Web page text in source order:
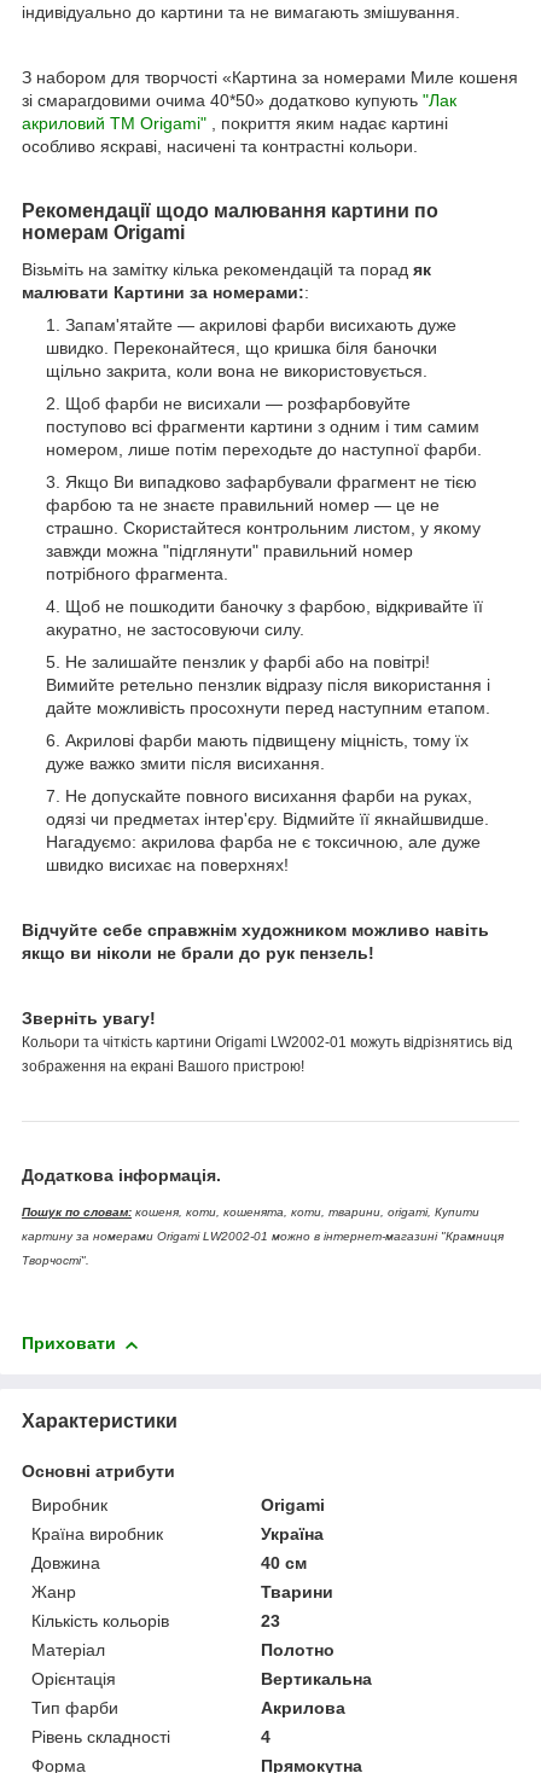
індивідуально до картини та не вимагають змішування.
З набором для творчості «Картина за номерами Миле кошеня
зі смарагдовими очима 40*50» додатково купують "Лак
акриловий ТМ Origami" , покриття яким надає картині
особливо яскраві, насичені та контрастні кольори.
Рекомендації щодо малювання картини по
номерам Origami
Візьміть на замітку кілька рекомендацій та порад як
малювати Картини за номерами::
Запам'ятайте — акрилові фарби висихають дуже
швидко. Переконайтеся, що кришка біля баночки
щільно закрита, коли вона не використовується.
Щоб фарби не висихали — розфарбовуйте
поступово всі фрагменти картини з одним і тим самим
номером, лише потім переходьте до наступної фарби.
Якщо Ви випадково зафарбували фрагмент не тією
фарбою та не знаєте правильний номер — це не
страшно. Скористайтеся контрольним листом, у якому
завжди можна "підглянути" правильний номер
потрібного фрагмента.
Щоб не пошкодити баночку з фарбою, відкривайте її
акуратно, не застосовуючи силу.
Не залишайте пензлик у фарбі або на повітрі!
Вимийте ретельно пензлик відразу після використання і
дайте можливість просохнути перед наступним етапом.
Акрилові фарби мають підвищену міцність, тому їх
дуже важко змити після висихання.
Не допускайте повного висихання фарби на руках,
одязі чи предметах інтер'єру. Відмийте її якнайшвидше.
Нагадуємо: акрилова фарба не є токсичною, але дуже
швидко висихає на поверхнях!
Відчуйте себе справжнім художником можливо навіть
якщо ви ніколи не брали до рук пензель!
Зверніть увагу!
Кольори та чіткість картини Origami LW2002-01 можуть відрізнятись від
зображення на екрані Вашого пристрою!
Додаткова інформація.
Пошук по словам: кошеня, коти, кошенята, коти, тварини, origami, Купити
картину за номерами Origami LW2002-01 можно в інтернет-магазині "Крамниця
Творчості".
Приховати
Характеристики
Основні атрибути
Виробник
Origami
Країна виробник
Україна
Довжина
40 см
Жанр
Тварини
Кількість кольорів
23
Матеріал
Полотно
Орієнтація
Вертикальна
Тип фарби
Акрилова
Рівень складності
4
Форма
Прямокутна